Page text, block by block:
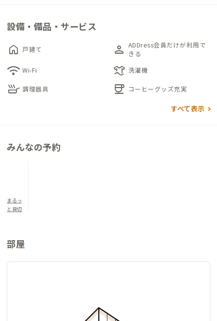
ター、コピー機を無料でご利用いただけます（2名分）。リモー
トワークに集中したい方にもおすすめです。近隣には無料のコワ
ーキングスペース「welago」もあり、島ならではのワーケーシ
ョンもお楽しみいただけます。
個室は2部屋。どちらも厚みのあるマットレスとお布団をご用意
材を使って自炊するのもおすすめ。徒歩圏内には飲食店もあり、
島の自然に抱かれ、心と体を解き放つ滞在をぜひ体験してみて
▼寝室について
洋室1（定員2名）：和布団×2
設備・備品・サービス
home 戸建て person ADDress会員だけが利用で
きる
wifi Wi-Fi laundry 洗濯機
skillet 調理器具 coffee コーヒーグッズ充実
すべて表示
みんなの予約
まるっ
と貸切
部屋